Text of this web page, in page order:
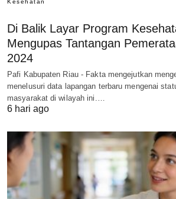
Kesehatan
Di Balik Layar Program
Mengupas Tantangan
2024
Pafi Kabupaten Riau - Fakta mengejutkan
menelusuri data lapangan terbaru mengenai
masyarakat di wilayah ini.…
6 hari ago